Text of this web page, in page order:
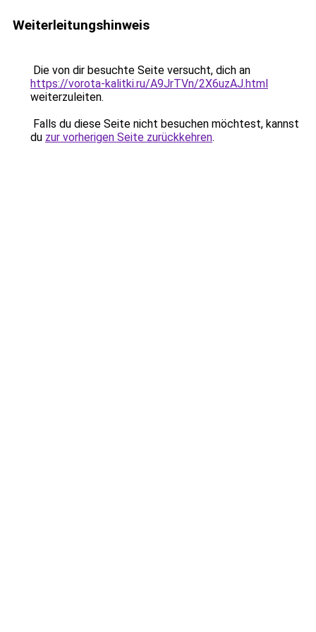
Weiterleitungshinweis
Die von dir besuchte Seite versucht, dich an
https://vorota-kalitki.ru/A9JrTVn/2X6uzAJ.html
weiterzuleiten.
Falls du diese Seite nicht besuchen möchtest, kannst
du zur vorherigen Seite zurückkehren.